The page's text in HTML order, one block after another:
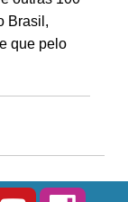
Brasil,
que pelo